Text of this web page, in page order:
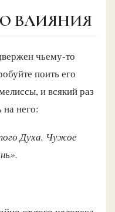
ВЛИЯНИЯ
чьему-то
поить его
и всякий раз
на него:
Духа. Чужое